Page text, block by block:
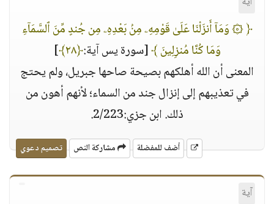
﴿ ۞ وَمَآ أَنزَلْنَا عَلَىٰ قَوْمِهِۦ مِنۢ بَعْدِهِۦ مِن جُندٍ مِّنَ ٱلسَّمَآءِ
وَمَا كُنَّا مُنزِلِينَ ﴾[سورة يس آية:﴿٢٨﴾
]
المعنى أن الله أهلكهم بصيحة صاحها جبريل، ولم يحتج
في تعذيبهم إلى إنزال جند من السماء؛ لأنهم أهون من
ذلك. ابن جزي:2/223.
أضف للمفضلة مشاركة النص تصميم دعوي
آية